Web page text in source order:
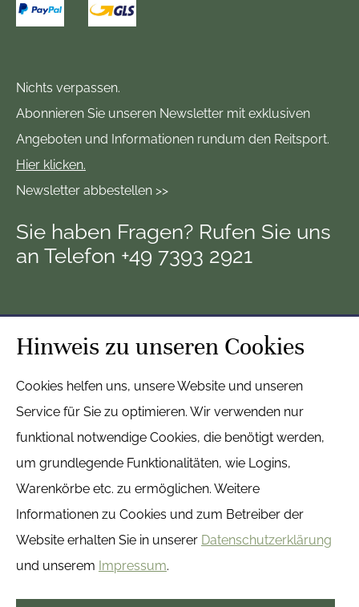
Nichts verpassen.
Abonnieren Sie unseren Newsletter mit exklusiven
Angeboten und Informationen rundum den Reitsport.
Hier klicken.
Newsletter abbestellen >>
Sie haben Fragen? Rufen Sie uns
an Telefon +49 7393 2921
Hinweis zu unseren Cookies
Cookies helfen uns, unsere Website und unseren
Service für Sie zu optimieren. Wir verwenden nur
funktional notwendige Cookies, die benötigt werden,
um grundlegende Funktionalitäten, wie Logins,
Warenkörbe etc. zu ermöglichen. Weitere
Informationen zu Cookies und zum Betreiber der
Website erhalten Sie in unserer Datenschutzerklärung
und unserem Impressum.